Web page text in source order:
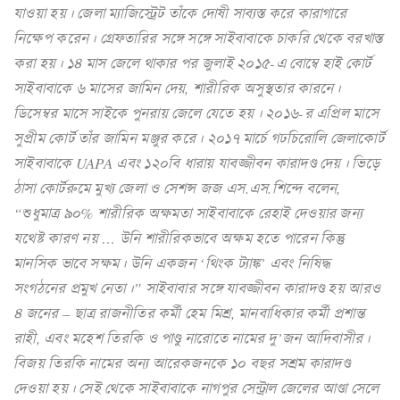
যাওয়া হয়। জেলা ম্যাজিস্ট্রেট তাঁকে দোষী সাব্যস্ত করে কারাগারে
নিক্ষেপ করেন। গ্রেফতারির সঙ্গে সঙ্গে সাইবাবাকে চাকরি থেকে বরখাস্ত
করা হয়। ১৪ মাস জেলে থাকার পর জুলাই ২০১৫-এ বোম্বে হাই কোর্ট
সাইবাবাকে ৬ মাসের জামিন দেয়, শারীরিক অসুস্থতার কারনে।
ডিসেম্বর মাসে সাইকে পুনরায় জেলে যেতে হয়। ২০১৬-র এপ্রিল মাসে
সুপ্রীম কোর্ট তাঁর জামিন মঞ্জুর করে। ২০১৭ মার্চে গঢচিরোলি জেলাকোর্ট
সাইবাবাকে UAPA এবং ১২০বি ধারায় যাবজ্জীবন কারাদণ্ড দেয়। ভিড়ে
ঠাসা কোর্টরুমে মুখ্য জেলা ও সেশন্স জজ এস.এস.শিন্দে বলেন,
“শুধুমাত্র ৯০% শারীরিক অক্ষমতা সাইবাবাকে রেহাই দেওয়ার জন্য
যথেষ্ট কারণ নয় … উনি শারীরিকভাবে অক্ষম হতে পারেন কিন্তু
মানসিক ভাবে সক্ষম। উনি একজন ‘থিংক ট্যাঙ্ক’ এবং নিষিদ্ধ
সংগঠনের প্রমুখ নেতা।” সাইবাবার সঙ্গে যাবজ্জীবন কারাদণ্ড হয় আরও
৪ জনের – ছাত্র রাজনীতির কর্মী হেম মিশ্র, মানবাধিকার কর্মী প্রশান্ত
রাহী, এবং মহেশ তিরকি ও পাণ্ডু নারোতে নামের দু’জন আদিবাসীর।
বিজয় তিরকি নামের অন্য আরেকজনকে ১০ বছর সশ্রম কারাদণ্ড
দেওয়া হয়। সেই থেকে সাইবাবাকে নাগপুর সেন্ট্রাল জেলের আণ্ডা সেলে